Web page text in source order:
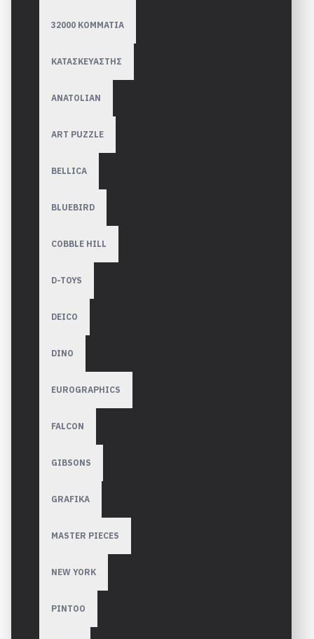
32000 ΚΟΜΜΑΤΙΑ
ΚΑΤΑΣΚΕΥΑΣΤΗΣ
ANATOLIAN
ART PUZZLE
BELLICA
BLUEBIRD
COBBLE HILL
D-TOYS
DEICO
DINO
EUROGRAPHICS
FALCON
GIBSONS
GRAFIKA
MASTER PIECES
NEW YORK
PINTOO